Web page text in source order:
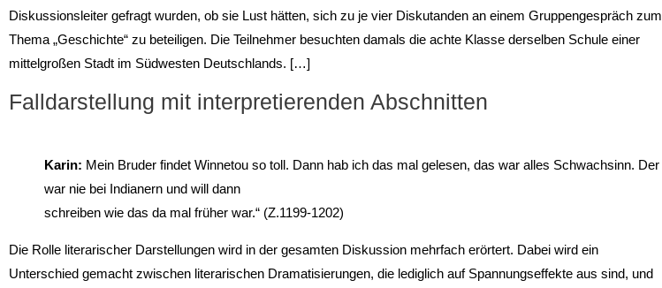
Diskussionsleiter gefragt wurden, ob sie Lust hätten, sich zu je vier Diskutanden an einem Gruppengespräch zum
Thema „Geschichte“ zu beteiligen. Die Teilnehmer besuchten damals die achte Klasse derselben Schule einer
mittelgroßen Stadt im Südwesten Deutschlands. […]
Falldarstellung mit interpretierenden Abschnitten
Karin: Mein Bruder findet Winnetou so toll. Dann hab ich das mal gelesen, das war alles Schwachsinn. Der
war nie bei Indianern und will dann
schreiben wie das da mal früher war.“ (Z.1199-1202)
Die Rolle literarischer Darstellungen wird in der gesamten Diskussion mehrfach erörtert. Dabei wird ein
Unterschied gemacht zwischen literarischen Dramatisierungen, die lediglich auf Spannungseffekte aus sind, und